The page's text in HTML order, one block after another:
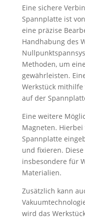
Eine sichere
Spannplatte ist
eine präzise
Handhabung des
Methoden, um
gewährleisten.
Werkstück mithilfe
auf der
Eine weitere
Magneten.
Spannplatte
und fixieren.
insbesondere für
Materialien.
Zusätzlich kann
wird das